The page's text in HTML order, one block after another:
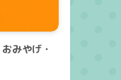
みやげ・